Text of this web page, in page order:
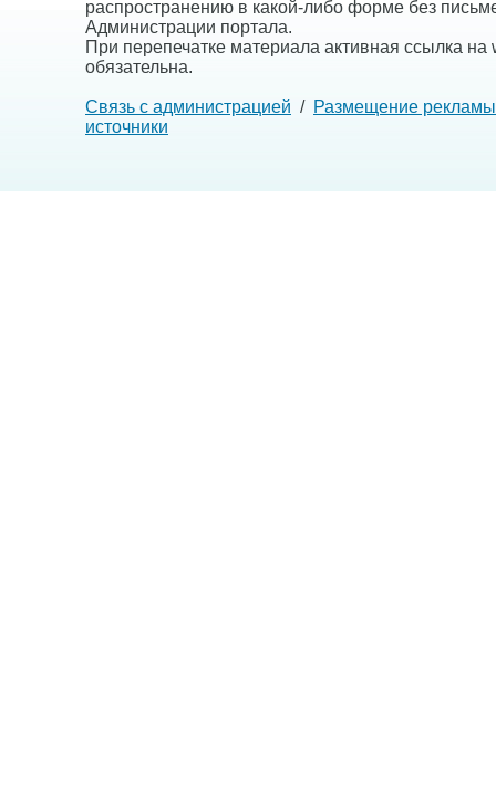
распространению в какой-либо форме без
Администрации портала.
При перепечатке материала активная ссылка на
обязательна.
Связь с администрацией / Размещение рекламы
источники